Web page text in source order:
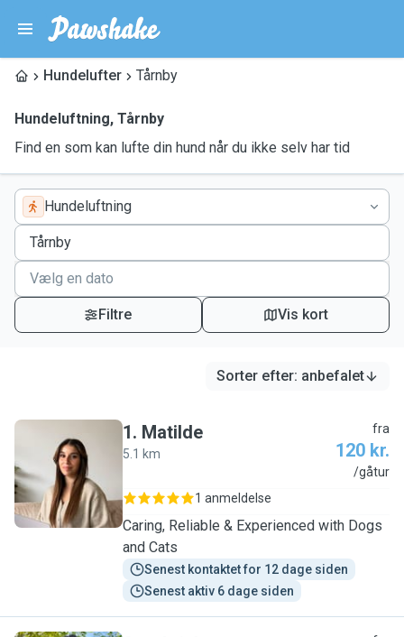
Hundelufter Tårnby
Hundeluftning, Tårnby
Find en som kan lufte din hund når du ikke selv har tid
Hundeluftning
Filtre Vis kort
Sorter efter: anbefalet
M
1. Matilde
5.1 km
fra
120 kr.
/gåtur
1 anmeldelse
Caring, Reliable & Experienced with Dogs
and Cats
Senest kontaktet for 12 dage siden
Senest aktiv 6 dage siden